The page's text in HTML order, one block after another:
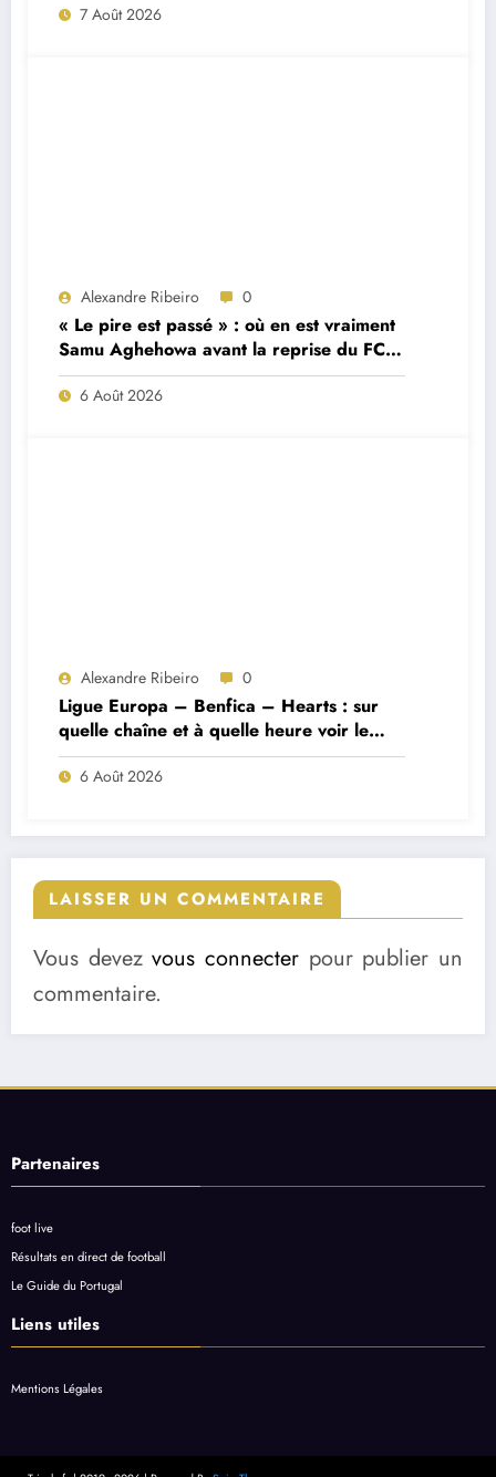
7 Août 2026
Alexandre Ribeiro 0
« Le pire est passé » : où en est vraiment
Samu Aghehowa avant la reprise du FC
Porto ?
6 Août 2026
Alexandre Ribeiro 0
Ligue Europa – Benfica – Hearts : sur
quelle chaîne et à quelle heure voir le
match ?
6 Août 2026
LAISSER UN COMMENTAIRE
Vous devezvous connecter pour publier un
commentaire.
Partenaires
foot live
Résultats en direct de football
Le Guide du Portugal
Liens utiles
Mentions Légales